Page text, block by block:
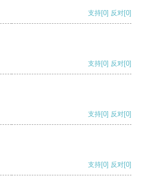
支持[0] 反对[0]
支持[0] 反对[0]
支持[0] 反对[0]
支持[0] 反对[0]